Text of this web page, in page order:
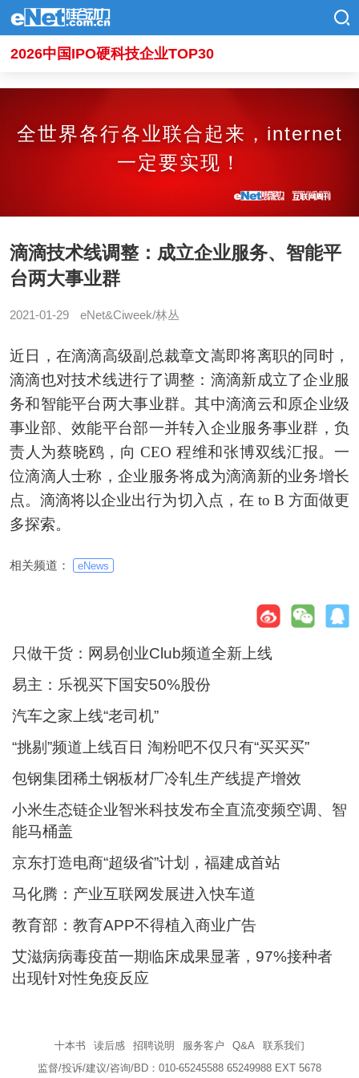
2026中国IPO硬科技企业TOP30
全世界各行各业联合起来，internet
一定要实现！
滴滴技术线调整：成立企业服务、智能平
台两大事业群
2021-01-29 eNet&Ciweek/林丛
近日，在滴滴高级副总裁章文嵩即将离职的同时，
滴滴也对技术线进行了调整：滴滴新成立了企业服
务和智能平台两大事业群。其中滴滴云和原企业级
事业部、效能平台部一并转入企业服务事业群，负
责人为蔡晓鸥，向 CEO 程维和张博双线汇报。一
位滴滴人士称，企业服务将成为滴滴新的业务增长
点。滴滴将以企业出行为切入点，在 to B 方面做更
多探索。
相关频道： eNews
只做干货：网易创业Club频道全新上线
易主：乐视买下国安50%股份
汽车之家上线“老司机”
“挑剔”频道上线百日 淘粉吧不仅只有“买买买”
包钢集团稀土钢板材厂冷轧生产线提产增效
小米生态链企业智米科技发布全直流变频空调、智
能马桶盖
京东打造电商“超级省”计划，福建成首站
马化腾：产业互联网发展进入快车道
教育部：教育APP不得植入商业广告
艾滋病病毒疫苗一期临床成果显著，97%接种者
出现针对性免疫反应
十本书 读后感 招聘说明 服务客户 Q&A
联系我们
监督/投诉/建议/咨询/BD：010-65245588 65249988 EXT 5678